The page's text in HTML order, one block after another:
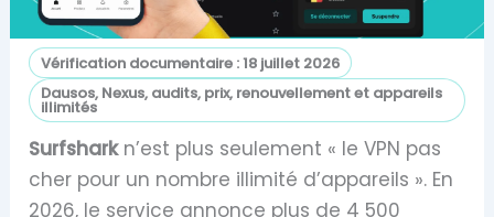
Vérification documentaire :18 juillet 2026
Dausos, Nexus, audits, prix, renouvellement et appareils
illimités
Surfsharkn’est plus seulement « le VPN pas
cher pour un nombre illimité d’appareils ». En
2026, le service annonce plus de 4 500